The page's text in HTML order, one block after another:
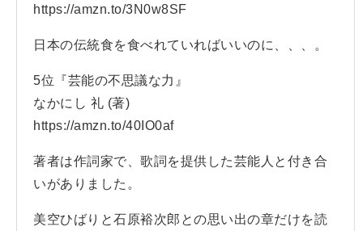
https://amzn.to/3N0w8SF
日本の伝統食を食べれていればいいのに、、、。
5位『芸能の不思議な力』
なかにし 礼 (著)
https://amzn.to/40IO0af
著者は作詞家で、歌詞を提供した芸能人と付き合
いがありました。
美空ひばりと石原裕次郎との思い出の章だけを読